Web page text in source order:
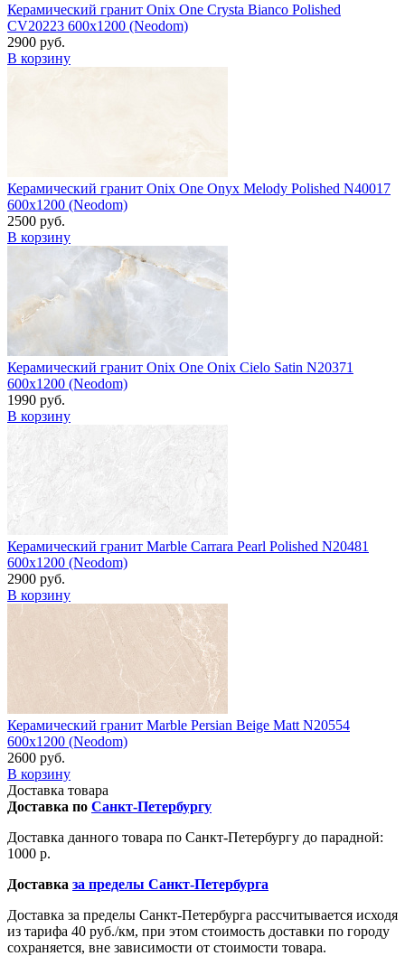
Керамический гранит Onix One Crysta Bianco Polished
CV20223 600x1200 (Neodom)
2900 руб.
В корзину
Керамический гранит Onix One Onyx Melody Polished N40017
600x1200 (Neodom)
2500 руб.
В корзину
Керамический гранит Onix One Onix Cielo Satin N20371
600x1200 (Neodom)
1990 руб.
В корзину
Керамический гранит Marble Carrara Pearl Polished N20481
600x1200 (Neodom)
2900 руб.
В корзину
Керамический гранит Marble Persian Beige Matt N20554
600x1200 (Neodom)
2600 руб.
В корзину
Доставка товара
Доставка по Санкт-Петербургу
Доставка данного товара по Санкт-Петербургу до парадной:
1000 р.
Доставка за пределы Санкт-Петербурга
Доставка за пределы Санкт-Петербурга рассчитывается исходя
из тарифа 40 руб./км, при этом стоимость доставки по городу
сохраняется, вне зависимости от стоимости товара.